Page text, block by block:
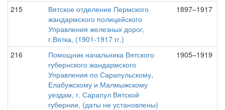
215
Вятское отделение Пермского
жандармского полицейского
Управления железных дорог,
г.Вятка, (1901-1917 гг.)
1897–1917
216
Помощник начальника Вятского
губернского жандармского
Управления по Сарапульскому,
Елабужскому и Малмыжскому
уездам, г. Сарапул Вятской
губернии, (даты не установлены)
1905–1919